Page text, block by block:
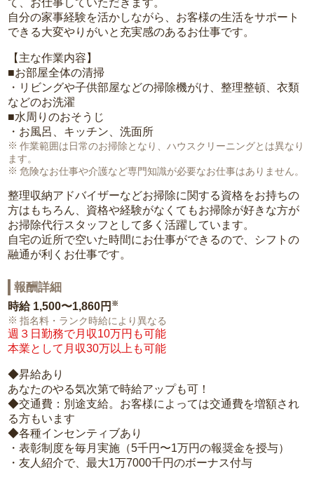
て、お仕事していただきます。
自分の家事経験を活かしながら、お客様の生活をサポート
できる大変やりがいと充実感のあるお仕事です。
【主な作業内容】
■お部屋全体の清掃
・リビングや子供部屋などの掃除機がけ、整理整頓、衣類
などのお洗濯
■水周りのおそうじ
・お風呂、キッチン、洗面所
作業範囲は日常のお掃除となり、ハウスクリーニングとは異なり
ます。
危険なお仕事や介護など専門知識が必要なお仕事はありません。
整理収納アドバイザーなどお掃除に関する資格をお持ちの
方はもちろん、資格や経験がなくてもお掃除が好きな方が
お掃除代行スタッフとして多く活躍しています。
自宅の近所で空いた時間にお仕事ができるので、シフトの
融通が利くお仕事です。
報酬詳細
時給 1,500〜1,860円 ※
指名料・ランク時給により異なる
週３日勤務で月収10万円も可能
本業として月収30万以上も可能
◆昇給あり
あなたのやる気次第で時給アップも可！
◆交通費：別途支給。お客様によっては交通費を増額され
る方もいます
◆各種インセンティブあり
・表彰制度を毎月実施（5千円〜1万円の報奨金を授与）
・友人紹介で、最大1万7000千円のボーナス付与